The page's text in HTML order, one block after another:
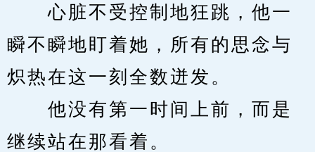
心脏不受控制地狂跳，他一
瞬不瞬地盯着她，所有的思念与
炽热在这一刻全数迸发。
他没有第一时间上前，而是
继续站在那看着。